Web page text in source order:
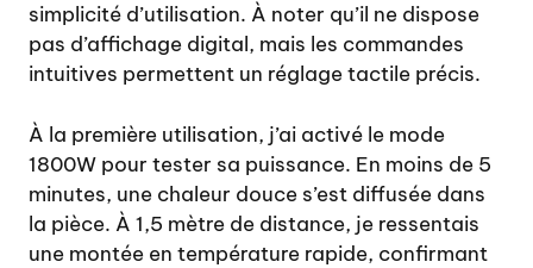
simplicité d’utilisation. À noter qu’il ne dispose
pas d’affichage digital, mais les commandes
intuitives permettent un réglage tactile précis.
À la première utilisation, j’ai activé le mode
1800W pour tester sa puissance. En moins de 5
minutes, une chaleur douce s’est diffusée dans
la pièce. À 1,5 mètre de distance, je ressentais
une montée en température rapide, confirmant